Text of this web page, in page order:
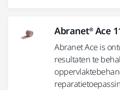
Abranet® Ace
Abranet Ace is
resultaten te